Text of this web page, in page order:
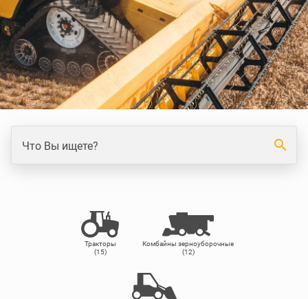
Что Вы ищете? search
Тракторы
(15)
Комбайны зерноуборочные
(12)